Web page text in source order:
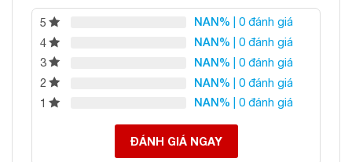
5 NAN% | 0 đánh giá
4
NAN% | 0 đánh giá
3
NAN% | 0 đánh giá
2
NAN% | 0 đánh giá
1
NAN% | 0 đánh giá
ĐÁNH GIÁ NGAY